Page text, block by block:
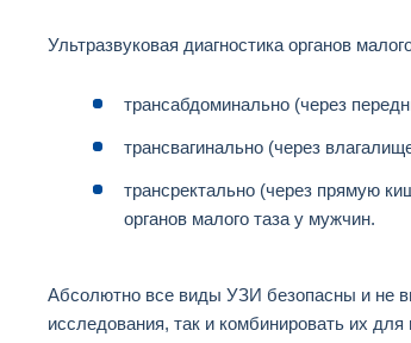
Ультразвуковая диагностика органов
трансабдоминально (через
трансвагинально (через
трансректально (через прямую
органов малого таза у мужчин.
Абсолютно все виды УЗИ безопасны и не
исследования, так и комбинировать их